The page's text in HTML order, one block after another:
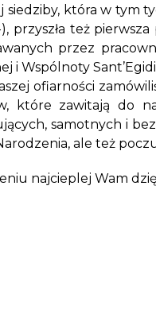
siedziby, która w tym
przyszła też
przez
i Wspólnoty
ofiarności
które zawitają do
samotnych i
ale też
najcieplej Wam